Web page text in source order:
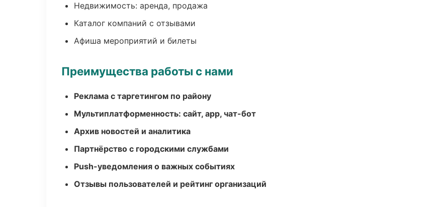
Недвижимость: аренда, продажа
Каталог компаний с отзывами
Афиша мероприятий и билеты
Преимущества работы с нами
Реклама с таргетингом по району
Мультиплатформенность: сайт, app, чат-бот
Архив новостей и аналитика
Партнёрство с городскими службами
Push-уведомления о важных событиях
Отзывы пользователей и рейтинг организаций